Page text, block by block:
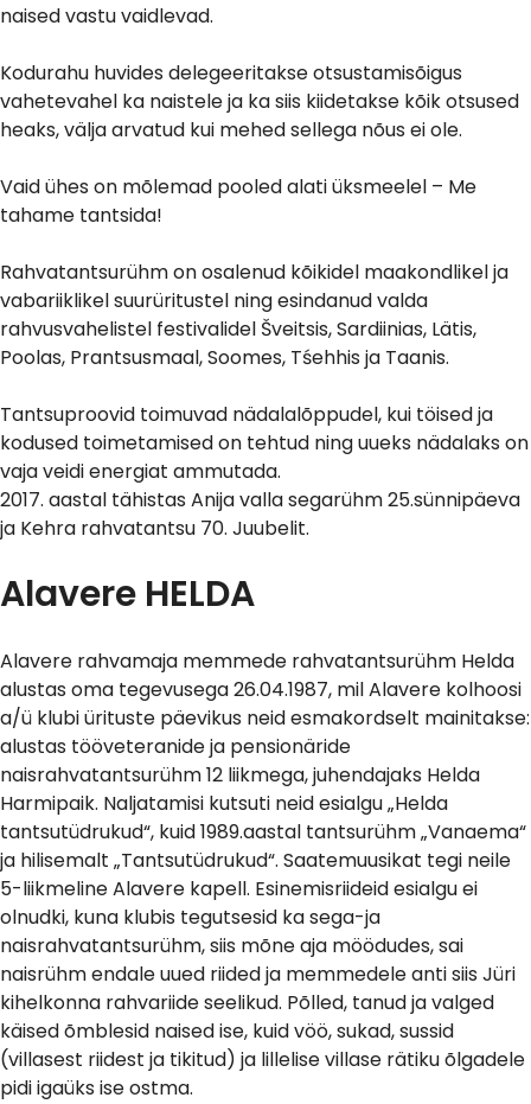
naised vastu vaidlevad.
Kodurahu huvides delegeeritakse otsustamisõigus
vahetevahel ka naistele ja ka siis kiidetakse kõik otsused
heaks, välja arvatud kui mehed sellega nõus ei ole.
Vaid ühes on mõlemad pooled alati üksmeelel – Me
tahame tantsida!
Rahvatantsurühm on osalenud kõikidel maakondlikel ja
vabariiklikel suurüritustel ning esindanud valda
rahvusvahelistel festivalidel Šveitsis, Sardiinias, Lätis,
Poolas, Prantsusmaal, Soomes, Tśehhis ja Taanis.
Tantsuproovid toimuvad nädalalõppudel, kui töised ja
kodused toimetamised on tehtud ning uueks nädalaks on
vaja veidi energiat ammutada.
2017. aastal tähistas Anija valla segarühm 25.sünnipäeva
ja Kehra rahvatantsu 70. Juubelit.
Alavere HELDA
Alavere rahvamaja memmede rahvatantsurühm Helda
alustas oma tegevusega 26.04.1987, mil Alavere kolhoosi
a/ü klubi ürituste päevikus neid esmakordselt mainitakse:
alustas tööveteranide ja pensionäride
naisrahvatantsurühm 12 liikmega, juhendajaks Helda
Harmipaik. Naljatamisi kutsuti neid esialgu „Helda
tantsutüdrukud“, kuid 1989.aastal tantsurühm „Vanaema“
ja hilisemalt „Tantsutüdrukud“. Saatemuusikat tegi neile
5-liikmeline Alavere kapell. Esinemisriideid esialgu ei
olnudki, kuna klubis tegutsesid ka sega-ja
naisrahvatantsurühm, siis mõne aja möödudes, sai
naisrühm endale uued riided ja memmedele anti siis Jüri
kihelkonna rahvariide seelikud. Põlled, tanud ja valged
käised õmblesid naised ise, kuid vöö, sukad, sussid
(villasest riidest ja tikitud) ja lillelise villase rätiku õlgadele
pidi igaüks ise ostma.